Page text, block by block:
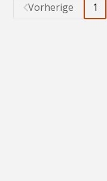
Vorherige 1